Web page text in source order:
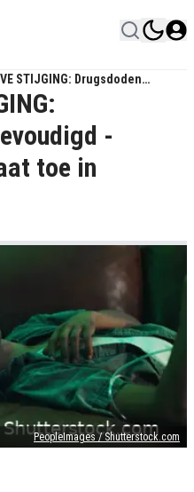
STIJGING: Drugsdoden
- Opioïden-Crisis Slaat Toe
PeopleImages / Shutterstock.com
-
toe in